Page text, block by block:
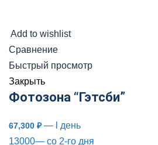
Add to wishlist
Сравнение
Быстрый просмотр
Закрыть
Фотозона “Гэтсби”
67,300 ₽— l день
13000— со 2-го дня